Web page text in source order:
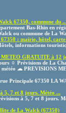
67350, commune du
Bas-Rhin en
ou commune de La
: mairie, hôtel, carte
informations
GRATUITE à 12
☼ Prévisions de La
☁ PREVISIONS
Principale 67350 LA
5, 7 et 8 jours. Météo ...
à 5, 7 et 8 jours.
de La Walck (67350)